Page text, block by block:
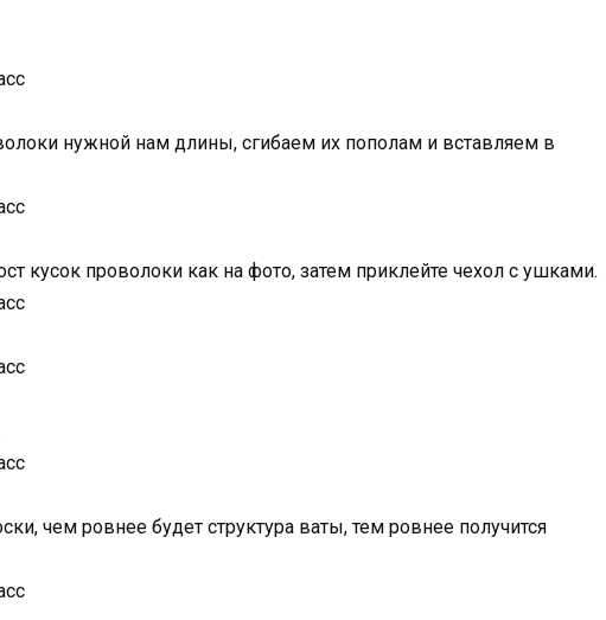
нужной нам длины, сгибаем их пополам и вставляем в
кусок проволоки как на фото, затем приклейте чехол с ушками.
чем ровнее будет структура ваты, тем ровнее получится